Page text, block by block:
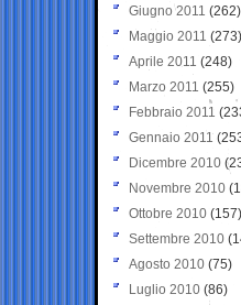
Giugno 2011 (262)
Maggio 2011 (273)
Aprile 2011 (248)
Marzo 2011 (255)
Febbraio 2011
Gennaio 2011
Dicembre 2010
Novembre 2010
Ottobre 2010 (157)
Settembre 2010
Agosto 2010 (75)
Luglio 2010 (86)